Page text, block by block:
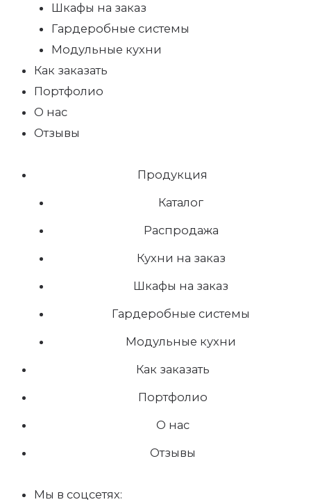
Шкафы на заказ
Гардеробные системы
Модульные кухни
Как заказать
Портфолио
О нас
Отзывы
Продукция
Каталог
Распродажа
Кухни на заказ
Шкафы на заказ
Гардеробные системы
Модульные кухни
Как заказать
Портфолио
О нас
Отзывы
Мы в соцсетях: